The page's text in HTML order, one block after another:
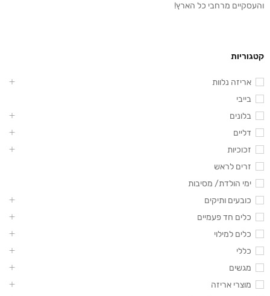
והעסקיים מרחבי כל הארץ!
קטגוריות
אריזה נלוות
בייבי
בלונים
דליים
זכוכיות
זרים לראש
ימי הולדת/ מסיבות
כובעים ותיקים
כלים חד פעמיים
כלים למילוי
כללי
מגשים
מוצרי אריזה